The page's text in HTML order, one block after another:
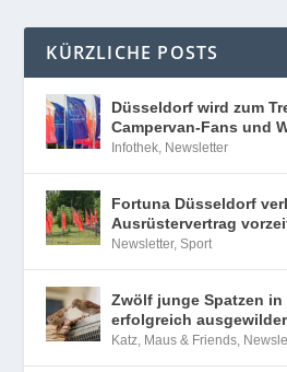
KÜRZLICHE POSTS
Düsseldorf wird zum
Campervan-Fans und
Infothek, Newsletter
Fortuna Düsseldorf
Ausrüstervertrag
Newsletter,Sport
Zwölf junge Spatzen
erfolgreich
Katz, Maus & Friends,